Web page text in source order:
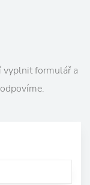
vyplnit formulář a